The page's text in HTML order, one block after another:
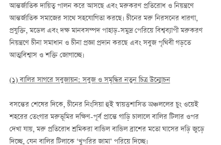
আন্তর্জাতিক দায়িত্ব পালন করে আসছে এবং মরুকরণ প্রতিরোধ ও নিয়ন্ত্রণে
আন্তর্জাতিক সমাজের সাথে সহযোগিতা করছে। চীনের মরু নিরসনের ধারণা,
প্রযুক্তি, মডেল এবং দক্ষ মানবসম্পদ পাহাড়-সমুদ্র পেরিয়ে বিশ্বব্যাপী মরুকরণ
নিয়ন্ত্রণে চীনা সমাধান ও চীনা প্রজ্ঞা প্রদান করছে এবং সবুজ পৃথিবী গড়তে
আত্মবিশ্বাস ও শক্তি জোগাচ্ছে।
(১)বালিরসাগরেসবুজায়ন:সবুজওসমৃদ্ধিরনতুনচিত্রউন্মোচন
বসন্তের শেষের দিকে, চীনের নিংসিয়া হুই স্বায়ত্তশাসিত অঞ্চললের চুং ওয়েই
শহরের তেংগার মরুভূমির দক্ষিণ-পূর্ব প্রান্তে গাড়ি চালালে বালির টিলার ওপর
দেখা যায়, মরু প্রতিরোধ শ্রমিকরা বান্ডিল বান্ডিল ব্রাশের মতো ঘাসের দড়ি জুড়ে
দিচ্ছে, যেন বালির টিলাকে ‘খুপরির জামা’ পরিয়ে দিচ্ছে।